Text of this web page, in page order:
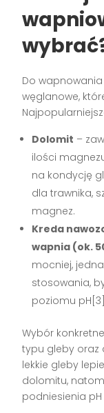
Do
węglanowe,
Dolomit –
ilości
na kondycję
dla trawnika,
magnez.
Kreda
wapnia (ok.
mocniej,
stosowania,
poziomu
Wybór
typu gleby oraz
lekkie gleby
dolomitu,
podniesienia